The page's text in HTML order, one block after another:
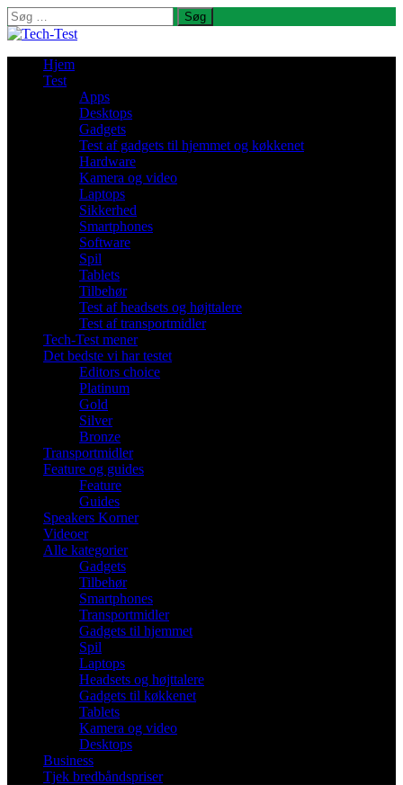
Søg
efter:
Hjem
Test
Apps
Desktops
Gadgets
Test af gadgets til hjemmet og køkkenet
Hardware
Kamera og video
Laptops
Sikkerhed
Smartphones
Software
Spil
Tablets
Tilbehør
Test af headsets og højttalere
Test af transportmidler
Tech-Test mener
Det bedste vi har testet
Editors choice
Platinum
Gold
Silver
Bronze
Transportmidler
Feature og guides
Feature
Guides
Speakers Korner
Videoer
Alle kategorier
Gadgets
Tilbehør
Smartphones
Transportmidler
Gadgets til hjemmet
Spil
Laptops
Headsets og højttalere
Gadgets til køkkenet
Tablets
Kamera og video
Desktops
Business
Tjek bredbåndspriser